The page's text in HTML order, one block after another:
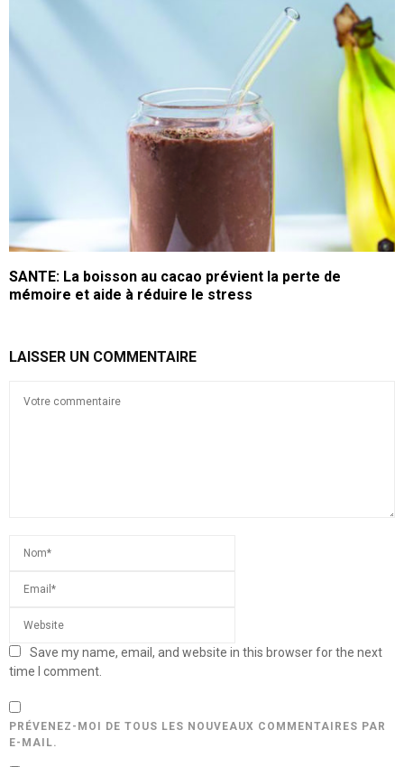
SANTE: La boisson au cacao prévient la perte de
mémoire et aide à réduire le stress
LAISSER UN COMMENTAIRE
Save my name, email, and website in this browser for the next
time I comment.
PRÉVENEZ-MOI DE TOUS LES NOUVEAUX COMMENTAIRES PAR
E-MAIL.